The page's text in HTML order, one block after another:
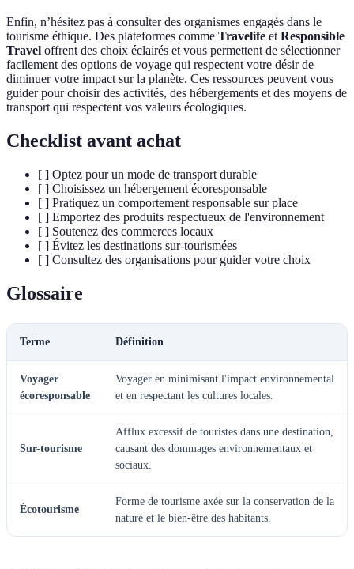
Enfin, n’hésitez pas à consulter des organismes engagés dans le
tourisme éthique. Des plateformes comme Travelife et Responsible
Travel offrent des choix éclairés et vous permettent de sélectionner
facilement des options de voyage qui respectent votre désir de
diminuer votre impact sur la planète. Ces ressources peuvent vous
guider pour choisir des activités, des hébergements et des moyens de
transport qui respectent vos valeurs écologiques.
Checklist avant achat
[ ] Optez pour un mode de transport durable
[ ] Choisissez un hébergement écoresponsable
[ ] Pratiquez un comportement responsable sur place
[ ] Emportez des produits respectueux de l'environnement
[ ] Soutenez des commerces locaux
[ ] Évitez les destinations sur-tourismées
[ ] Consultez des organisations pour guider votre choix
Glossaire
Terme Définition
Voyager
écoresponsable
Voyager en minimisant l'impact environnemental
et en respectant les cultures locales.
Sur-tourisme
Afflux excessif de touristes dans une destination,
causant des dommages environnementaux et
sociaux.
Écotourisme
Forme de tourisme axée sur la conservation de la
nature et le bien-être des habitants.